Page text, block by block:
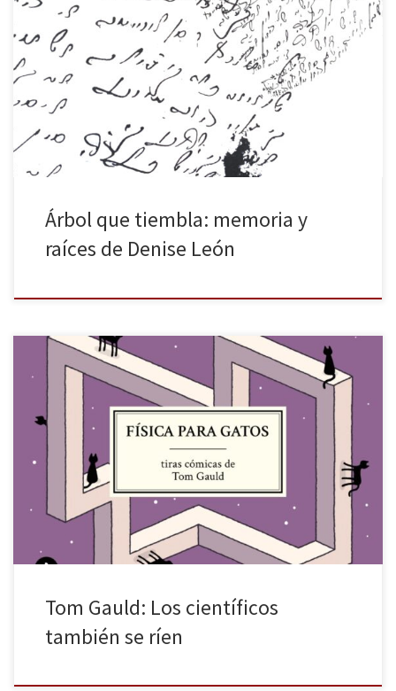
Denise León (San Miguel de Tucumán, 1974-) es profesora de
Literatura Hispanoamericana en la Universidad Nacional de
Tucumán (Argentina), pero es más conocida por su labor poética,
tras haber publicado siete poemarios (recientemente reunidos en
un solo volumen, titulado Nostalgias del Imbat: Poesía reunida,
Tucumán, 2023). En Árbol que tiembla […]
Árbol que tiembla: memoria y
raíces de Denise León
El escocés Tom Gauld (Escocia, 1976) tiene un peculiar sentido del
humor: después de las tiras cómicas de En la cocina con Kafka
(2017), el Departamento de Teorías alucinantes (2020) —un buen
sitio donde trabajar— y La venganza de los bibliotecarios(2022),
vuelve los ojos al mundo académico con Física para […]
Tom Gauld: Los científicos
también se ríen